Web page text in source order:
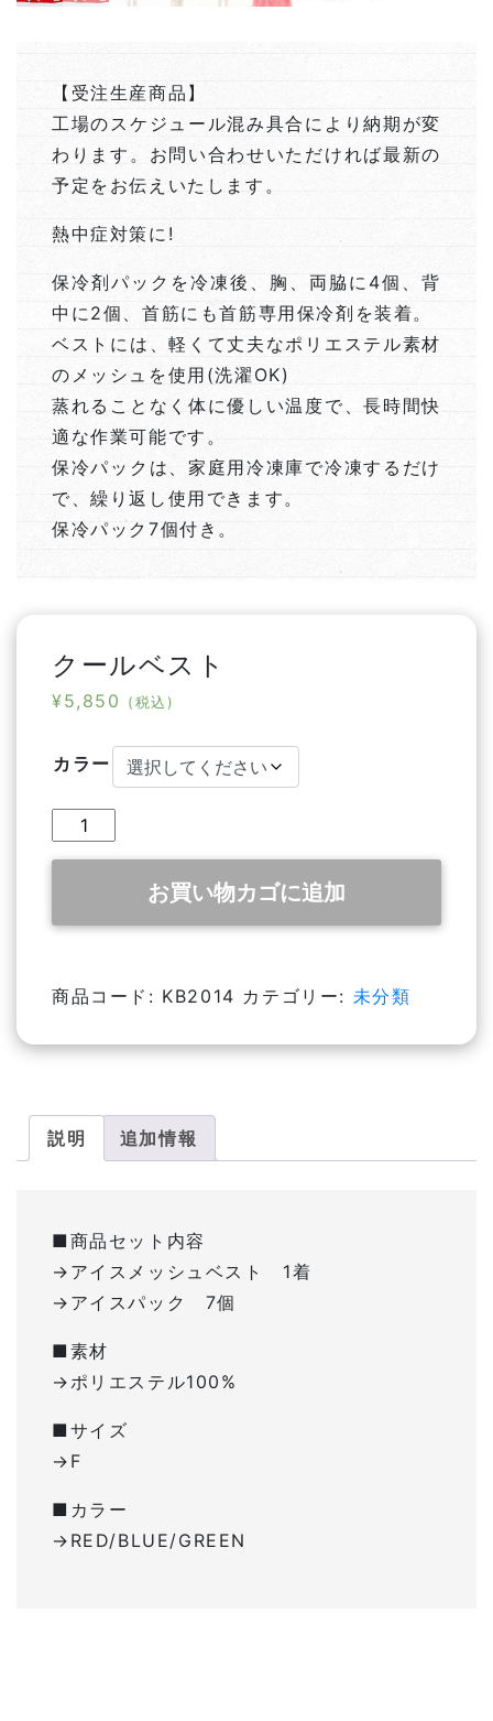
【受注生産商品】
工場のスケジュール混み具合により納期が変
わります。お問い合わせいただければ最新の
予定をお伝えいたします。
熱中症対策に!
保冷剤パックを冷凍後、胸、両脇に4個、背
中に2個、首筋にも首筋専用保冷剤を装着。
ベストには、軽くて丈夫なポリエステル素材
のメッシュを使用(洗濯OK)
蒸れることなく体に優しい温度で、長時間快
適な作業可能です。
保冷パックは、家庭用冷凍庫で冷凍するだけ
で、繰り返し使用できます。
保冷パック7個付き。
クールベスト
¥5,850 (税込)
カラー
ー
ス
お買い物カゴに追加
商品コード: KB2014 カテゴリー: 未分類
説明 追加情報
■商品セット内容
→アイスメッシュベスト 1着
→アイスパック 7個
■素材
→ポリエステル100%
■サイズ
→F
■カラー
→RED/BLUE/GREEN